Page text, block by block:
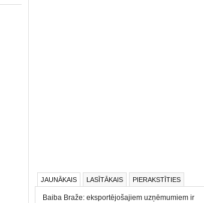
JAUNĀKAIS LASĪTĀKAIS PIERAKSTĪTIES
Baiba Braže: eksportējošajiem uzņēmumiem ir